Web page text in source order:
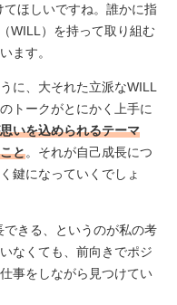
ほしいですね。誰かに指
WILL）を持って取り組む
ます。
に、大それた立派なWILL
トークがとにかく上手に
いを込められるテーマ
と。それが自己成長につ
鍵になっていくでしょ
きる、というのが私の考
なくても、前向きでポジ
事をしながら見つけてい